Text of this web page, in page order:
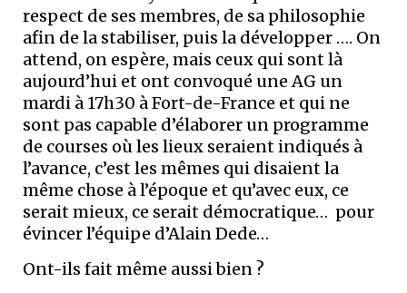
respect de ses membres, de sa philosophie
afin de la stabiliser, puis la développer …. On
attend, on espère, mais ceux qui sont là
aujourd’hui et ont convoqué une AG un
mardi à 17h30 à Fort-de-France et qui ne
sont pas capable d’élaborer un programme
de courses où les lieux seraient indiqués à
l’avance, c’est les mêmes qui disaient la
même chose à l’époque et qu’avec eux, ce
serait mieux, ce serait démocratique… pour
évincer l’équipe d’Alain Dede…
Ont-ils fait même aussi bien ?